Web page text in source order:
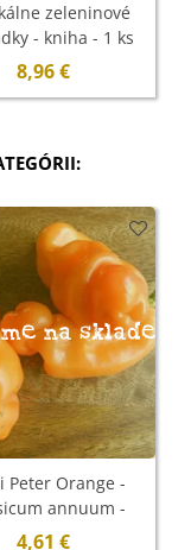
zeleninové
- kniha - 1 ks
8,96 €
na sklade
Peter Orange -
annuum -
semená - 5 ks
4,61 €